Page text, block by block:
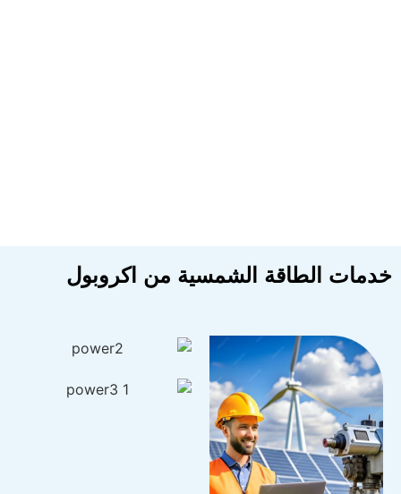
الطاقة الشمسية من اكروبول